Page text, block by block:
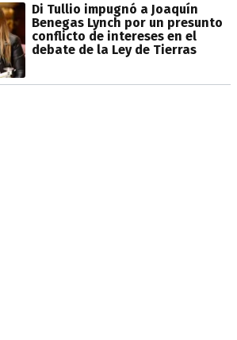
Di Tullio impugnó a Joaquín
Benegas Lynch por un presunto
conflicto de intereses en el
debate de la Ley de Tierras